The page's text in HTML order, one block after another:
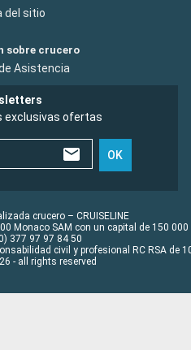
del sitio
sobre crucero
Asistencia
exclusivas ofertas
OK
crucero – CRUISELINE
Monaco SAM con un capital de 150 000
377 97 97 84 50
civil y profesional RC RSA de
- all rights reserved